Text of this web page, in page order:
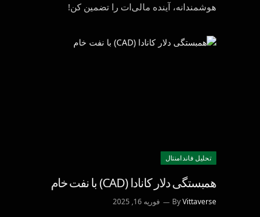
هوشمندانه، آینده مالی‌ات را تضمین کن!
تحليل فاندامنتال
همبستگی دلار کانادا (CAD) با نفت خام
ByVittaverse فوریه 16, 2025